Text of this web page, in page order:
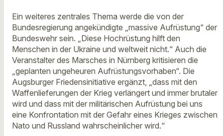
Ein weiteres zentrales Thema werde die von der
Bundesregierung angekündigte „massive Aufrüstung“ der
Bundeswehr sein. „Diese Hochrüstung hilft den
Menschen in der Ukraine und weltweit nicht.“ Auch die
Veranstalter des Marsches in Nürnberg kritisieren die
„geplanten ungeheuren Aufrüstungsvorhaben“. Die
Augsburger Friedensinitiative ergänzt, „dass mit den
Waffenlieferungen der Krieg verlängert und immer brutaler
wird und dass mit der militärischen Aufrüstung bei uns
eine Konfrontation mit der Gefahr eines Krieges zwischen
Nato und Russland wahrscheinlicher wird.“